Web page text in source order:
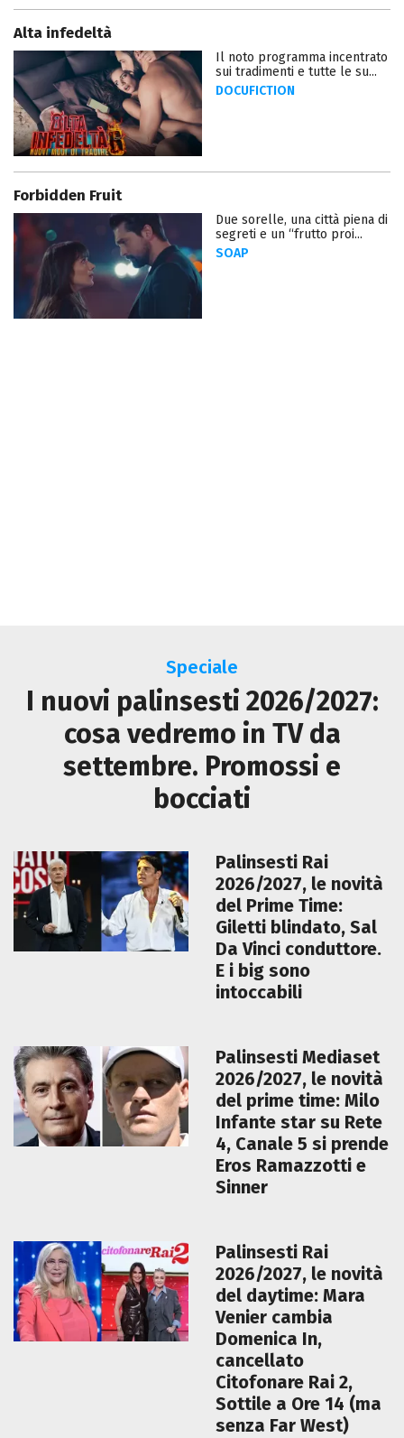
Alta infedeltà
Il noto programma incentrato
sui tradimenti e tutte le su...
DOCUFICTION
Forbidden Fruit
Due sorelle, una città piena di
segreti e un “frutto proi...
SOAP
Speciale
I nuovi palinsesti 2026/2027:
cosa vedremo in TV da
settembre. Promossi e
bocciati
Palinsesti Rai
2026/2027, le novità
del Prime Time:
Giletti blindato, Sal
Da Vinci conduttore.
E i big sono
intoccabili
Palinsesti Mediaset
2026/2027, le novità
del prime time: Milo
Infante star su Rete
4, Canale 5 si prende
Eros Ramazzotti e
Sinner
Palinsesti Rai
2026/2027, le novità
del daytime: Mara
Venier cambia
Domenica In,
cancellato
Citofonare Rai 2,
Sottile a Ore 14 (ma
senza Far West)